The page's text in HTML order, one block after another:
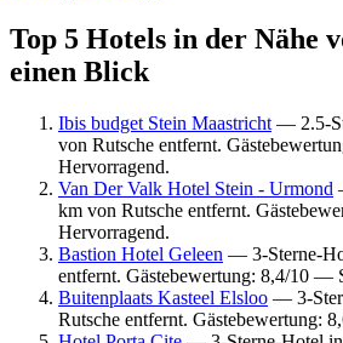
Top 5 Hotels in der Nähe
einen Blick
Ibis budget Stein Maastricht — 2.5-
von Rutsche entfernt.
Hervorragend.
Van Der Valk Hotel Stein - Urmond
km von Rutsche entfernt.
Hervorragend.
Bastion Hotel Geleen — 3-Sterne-
entfernt. Gästebewertung: 8,4/10 —
Buitenplaats Kasteel Elsloo — 3-
Rutsche entfernt. Gästebewertung: